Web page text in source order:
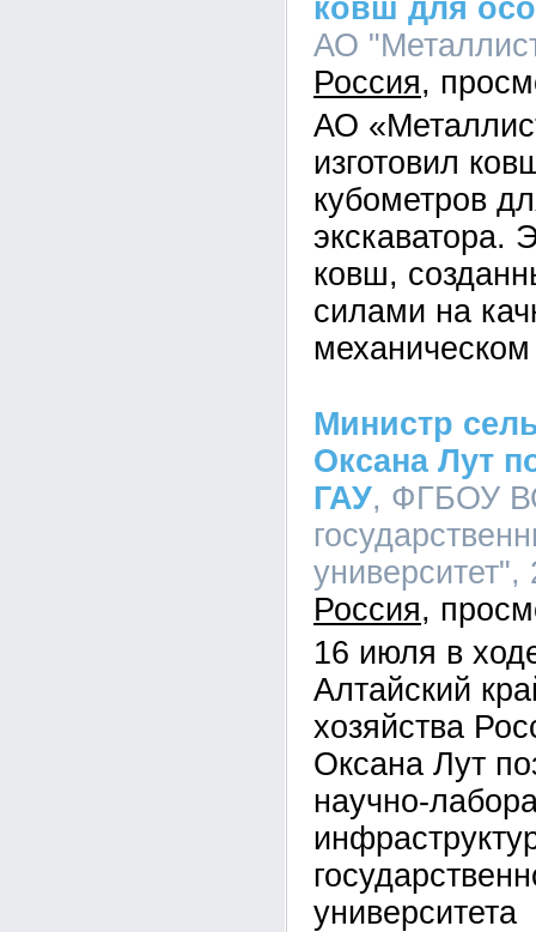
ковш для
АО
Россия
АО
изготовил
кубометров
экскаватора.
ковш,
силами на
Министр
Оксана Лут
ГАУ, ФГБОУ
Россия
16 июля в
Алтайский
хозяйства
Оксана Лут
научно-
университета